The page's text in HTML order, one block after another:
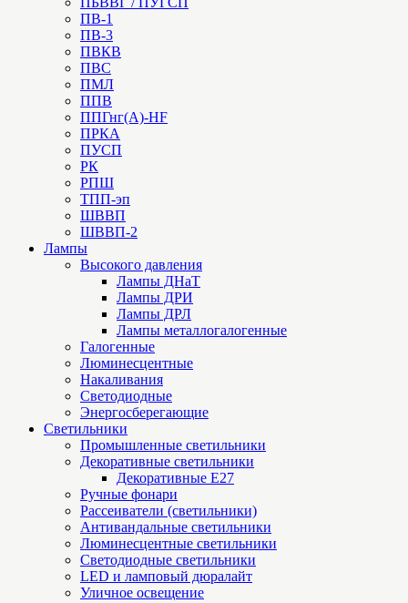
ПВ-1
ПВ-3
ПВКВ
ПВС
ПМЛ
ППВ
ППГнг(А)-HF
ПРКА
ПУСП
РК
РПШ
ТПП-эп
ШВВП
ШВВП-2
Лампы
Высокого давления
Лампы ДНаТ
Лампы ДРИ
Лампы ДРЛ
Лампы металлогалогенные
Галогенные
Люминесцентные
Накаливания
Светодиодные
Энергосберегающие
Светильники
Промышленные светильники
Декоративные светильники
Декоративные Е27
Ручные фонари
Рассеиватели (светильники)
Антивандальные светильники
Люминесцентные светильники
Cветодиодные светильники
LED и ламповый дюралайт
Уличное освещение